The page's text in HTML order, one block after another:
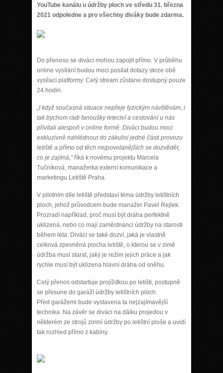
YouTube kanálu u údržby ploch ve středu 31. března
2021 odpoledne a pro všechny diváky bude zdarma.
Do přenosu se diváci mohou zapojit přímo. V průběhu
online vysílání budou moci posílat dotazy skrze obě
vysílací platformy. Celý stream zůstane dostupný pouze
24 hodin.
„I když současná situace nepřeje fyzickým návštěvám, i
tak bychom rádi fanoušky letectví a cestování u nás
přivítali alespoň v online formě. Diváci budou moci
exkluzivně nahlédnout do zákulisí jedné části provozu
letiště a přímo od těch nejpovolanějších se dozvědět,
co je zajímá,“říká k novému projektu Marcela
Tučníková, manažerka externí komunikace a
marketingu Letiště Praha.
V pilotním díle letiště představí téma údržby letištních
ploch, jehož průvodcem bude manažer Pavel Rejlek.
Prozradí například, proč musí být dráha perfektně
uklizená, nebo co mají zaměstnanci údržby na starosti
během léta. Diváci se také dozví, jaká je vlastně
celková zpevněná plocha letiště, o kterou se v zimě
údržba musí starat, jaký je režim jejich práce a jak
rychle musí být uklizena hlavní dráha od sněhu.
Celý přenos odstartuje projížďkou po letišti, postupně
se přesune do garáží údržby letištních ploch.
Před garážemi bude vystavena ta nejzajímavější
technika. Na závěr se diváci na dálku projedou v
některém ze strojů zimní údržby po letištní ploše a uvidí
tak rozhled přímo z kabiny.